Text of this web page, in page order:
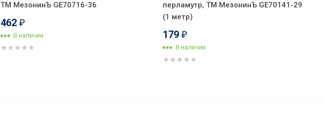
ТМ МезонинЪ GE70716-36
462 ₽
В наличии
перламутр, ТМ МезонинЪ GE70141-29
(1 метр)
179 ₽
В наличии